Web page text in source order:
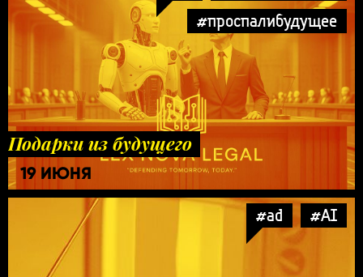
#проспалибудущее
Подарки из будущего
19 ИЮНЯ
#ad #AI